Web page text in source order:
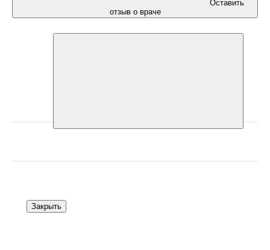
Оставить
отзыв о враче
Закрыть